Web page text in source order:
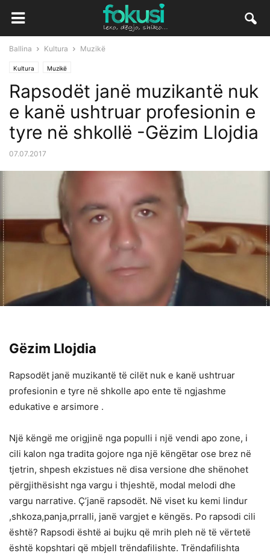
Ballina Kultura Muzikë
Kultura Muzikë
Rapsodët janë muzikantë nuk
e kanë ushtruar profesionin e
tyre në shkollë -Gëzim Llojdia
07.07.2017
Gëzim Llojdia
Rapsodët janë muzikantë të cilët nuk e kanë ushtruar
profesionin e tyre në shkolle apo ente të ngjashme
edukative e arsimore .
Një këngë me origjinë nga populli i një vendi apo zone, i
cili kalon nga tradita gojore nga një këngëtar ose brez në
tjetrin, shpesh ekzistues në disa versione dhe shënohet
përgjithësisht nga vargu i thjeshtë, modal melodi dhe
vargu narrative. Ç’janë rapsodët. Në viset ku kemi lindur
,shkoza,panja,prralli, janë vargjet e këngës. Po rapsodi cili
është? Rapsodi është ai bujku që mrih pleh në të vërtetë
është kopshtari që mbjell trëndafilishte. Trëndafilishta